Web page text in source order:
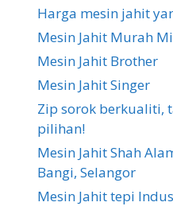
Harga mesin jahit
Mesin Jahit Murah
Mesin Jahit Brother
Mesin Jahit Singer
Zip sorok berkualiti,
pilihan!
Mesin Jahit Shah
Bangi, Selangor
Mesin Jahit tepi